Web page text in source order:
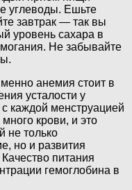
углеводы. Ешьте
завтрак — так вы
уровень сахара в
Не забывайте
анемия стоит в
усталости у
каждой менструацией
крови, и это
не только
но и развития
питания
гемоглобина в